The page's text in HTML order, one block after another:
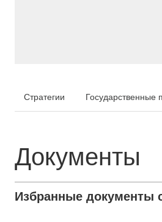
Стратегии Государственные
Документы
Избранные документы